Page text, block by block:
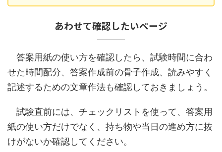
あわせて確認したいページ
答案用紙の使い方を確認したら、試験時間に合わ
せた時間配分、答案作成前の骨子作成、読みやすく
記述するための文章作法も確認しておきましょう。
試験直前には、チェックリストを使って、答案用
紙の使い方だけでなく、持ち物や当日の進め方に抜
けがないか確認してください。